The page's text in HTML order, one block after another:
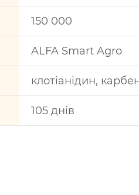
150 000
ALFA Smart Agro
клотіанідин,
105 днів